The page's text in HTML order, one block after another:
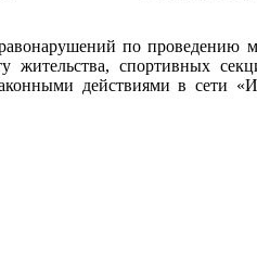
по проведению
жительства,
действиями в сети
влиянию.